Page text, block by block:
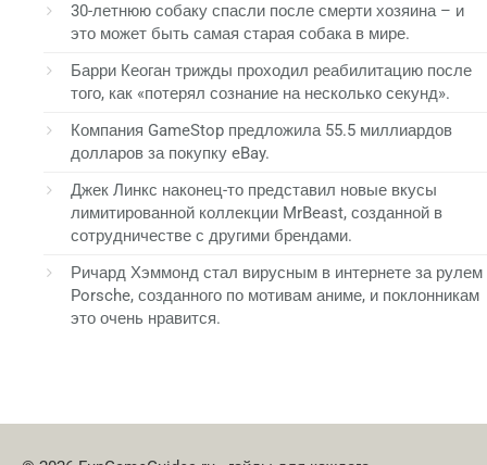
30-летнюю собаку спасли после смерти хозяина – и
это может быть самая старая собака в мире.
Барри Кеоган трижды проходил реабилитацию после
того, как «потерял сознание на несколько секунд».
Компания GameStop предложила 55.5 миллиардов
долларов за покупку eBay.
Джек Линкс наконец-то представил новые вкусы
лимитированной коллекции MrBeast, созданной в
сотрудничестве с другими брендами.
Ричард Хэммонд стал вирусным в интернете за рулем
Porsche, созданного по мотивам аниме, и поклонникам
это очень нравится.